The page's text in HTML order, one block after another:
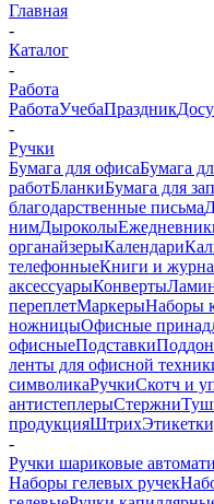
Главная
-
Каталог
-
Работа
РаботаУчебаПраздник
-
Ручки
Бумага для офисаБумага
работБланкиБумага для
благодарственные письма
нимДыроколы
органайзерыКалендари
телефонныеКниги и
аксессуарыКонверты
переплетМаркерыНаборы
ножницыОфисные
офисныеПодставки
ленты для офисной
символикаРучкиСкотч и
антистеплерыСтержни
продукцияШтрих
-
Ручки шариковые
Наборы гелевых ручек